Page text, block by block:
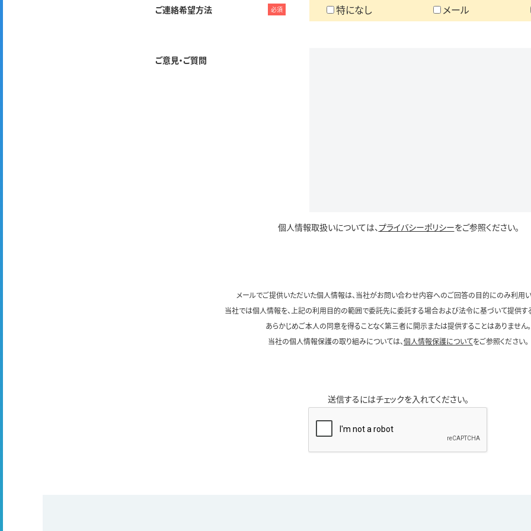
ご連絡希望方法 必須 特になし メール
ご意見・ご質問
個人情報取扱いについては、プライバシーポリシーをご参照ください。
メールでご提供いただいた個人情報は、当社がお問い合わせ内容へのご回答の目的にのみ利用い
当社では個人情報を、上記の利用目的の範囲で委託先に委託する場合および法令に基づいて提供す
あらかじめご本人の同意を得ることなく第三者に開示または提供することはありません。
当社の個人情報保護の取り組みについては、個人情報保護についてをご参照ください。
送信するにはチェックを入れてください。